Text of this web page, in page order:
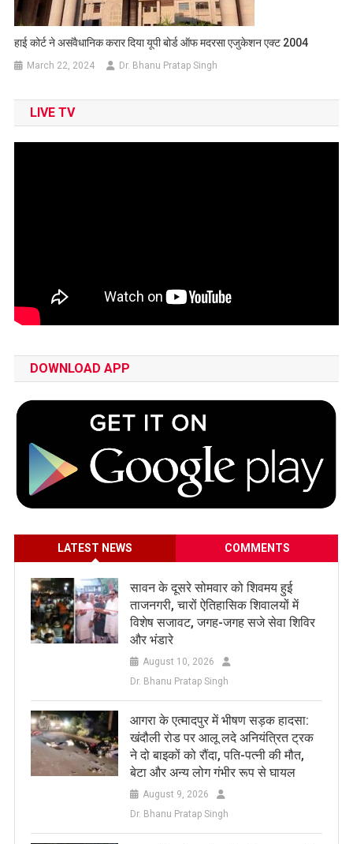
हाई कोर्ट ने असंवैधानिक करार दिया यूपी बोर्ड ऑफ मदरसा एजुकेशन एक्ट 2004
March 22, 2024 Dr. Bhanu Pratap Singh
LIVE TV
DOWNLOAD APP
LATEST NEWS COMMENTS
सावन के दूसरे सोमवार को शिवमय हुई
ताजनगरी, चारों ऐतिहासिक शिवालयों में
विशेष सजावट, जगह-जगह सजे सेवा शिविर
और भंडारे
August 10, 2026
Dr. Bhanu Pratap Singh
आगरा के एत्मादपुर में भीषण सड़क हादसा:
खंदौली रोड पर आलू लदे अनियंत्रित ट्रक
ने दो बाइकों को रौंदा, पति-पत्नी की मौत,
बेटा और अन्य लोग गंभीर रूप से घायल
August 9, 2026
Dr. Bhanu Pratap Singh